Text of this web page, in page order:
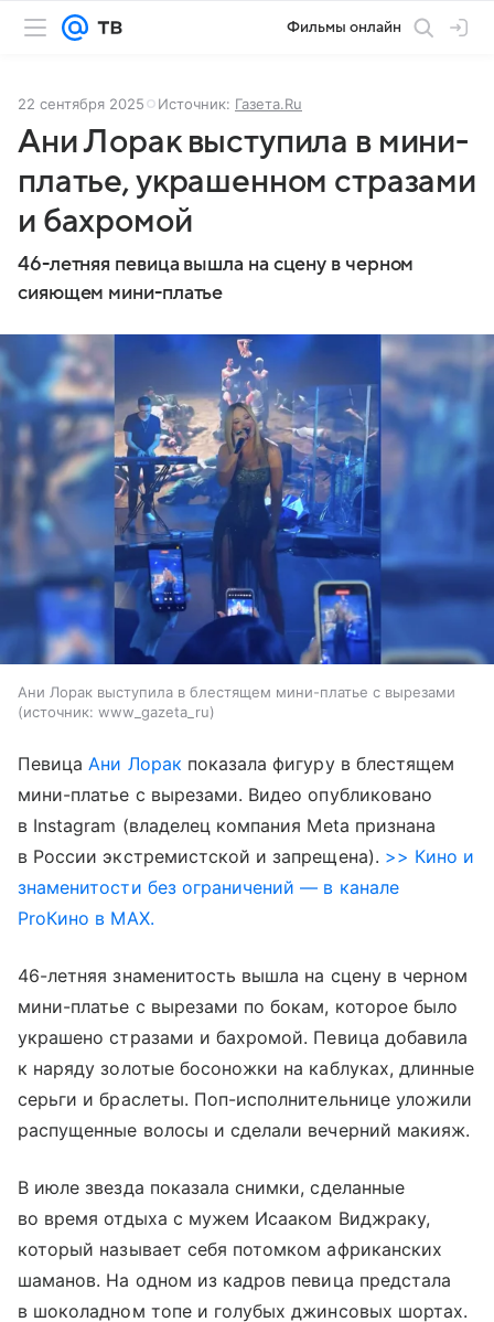
Фильмы онлайн
22 сентября 2025 Источник: Газета.Ru
Ани Лорак выступила в мини-
платье, украшенном стразами
и бахромой
46-летняя певица вышла на сцену в черном
сияющем мини-платье
Ани Лорак выступила в блестящем мини-платье с вырезами
источник: www_gazeta_ru
Певица Ани Лорак показала фигуру в блестящем
мини-платье с вырезами. Видео опубликовано
в Instagram (владелец компания Meta признана
в России экстремистской и запрещена). >> Кино и
знаменитости без ограничений — в канале
ProКино в MAX.
46-летняя знаменитость вышла на сцену в черном
мини-платье с вырезами по бокам, которое было
украшено стразами и бахромой. Певица добавила
к наряду золотые босоножки на каблуках, длинные
серьги и браслеты. Поп-исполнительнице уложили
распущенные волосы и сделали вечерний макияж.
В июле звезда показала снимки, сделанные
во время отдыха с мужем Исааком Виджраку,
который называет себя потомком африканских
шаманов. На одном из кадров певица предстала
в шоколадном топе и голубых джинсовых шортах.